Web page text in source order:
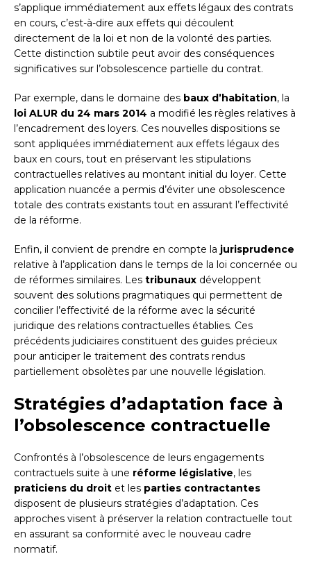
s’applique immédiatement aux effets légaux des contrats
en cours, c’est-à-dire aux effets qui découlent
directement de la loi et non de la volonté des parties.
Cette distinction subtile peut avoir des conséquences
significatives sur l’obsolescence partielle du contrat.
Par exemple, dans le domaine des baux d’habitation, la
loi ALUR du 24 mars 2014 a modifié les règles relatives à
l’encadrement des loyers. Ces nouvelles dispositions se
sont appliquées immédiatement aux effets légaux des
baux en cours, tout en préservant les stipulations
contractuelles relatives au montant initial du loyer. Cette
application nuancée a permis d’éviter une obsolescence
totale des contrats existants tout en assurant l’effectivité
de la réforme.
Enfin, il convient de prendre en compte la jurisprudence
relative à l’application dans le temps de la loi concernée ou
de réformes similaires. Les tribunaux développent
souvent des solutions pragmatiques qui permettent de
concilier l’effectivité de la réforme avec la sécurité
juridique des relations contractuelles établies. Ces
précédents judiciaires constituent des guides précieux
pour anticiper le traitement des contrats rendus
partiellement obsolètes par une nouvelle législation.
Stratégies d’adaptation face à
l’obsolescence contractuelle
Confrontés à l’obsolescence de leurs engagements
contractuels suite à une réforme législative, les
praticiens du droit et les parties contractantes
disposent de plusieurs stratégies d’adaptation. Ces
approches visent à préserver la relation contractuelle tout
en assurant sa conformité avec le nouveau cadre
normatif.